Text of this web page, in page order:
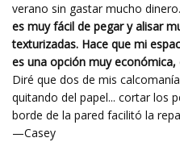
verano sin gastar mucho dinero.
es muy fácil de pegar y alisar
texturizadas. Hace que mi
es una opción muy
Diré que dos de mis
quitando del papel... cortar los
borde de la pared facilitó la
—Casey